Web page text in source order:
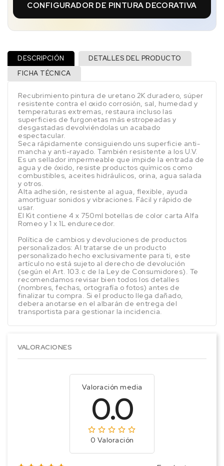
CONFIGURADOR DE PINTURA DECORATIVA
DESCRIPCIÓN
DETALLES DEL PRODUCTO
FICHA TÉCNICA
Recubrimiento pintura de uretano 2K duradero, súper
resistente contra el oxido corrosión, sal, humedad y
temperaturas extremas, restaura incluso las
superficies de furgonetas más estropeadas y
desgastadas devolviéndolas un acabado
espectacular.
Seca rápidamente consiguiendo uns superficie anti-
mancha y anti-rayado. También resistente a los U.V.
Es un sellador impermeable que impide la entrada de
agua y de óxido, resiste productos químicos como
combustibles, aceites hidráulicos, orina, agua salada
y otros.
Alta adhesión, resistente al agua, flexible, ayuda
amortiguar sonidos y vibraciones. Fácil y rápido de
usar.
El Kit contiene 4 x 750ml botellas de color carta Alfa
Romeo y 1 x 1L endurecedor.
Política de cambios y devoluciones de productos
personalizados: Al tratarse de un producto
personalizado hecho exclusivamente para ti, este
artículo no está sujeto al derecho de devolución
(según el Art. 103.c de la Ley de Consumidores). Te
recomendamos revisar bien todos los detalles
(nombres, fechas, ortografía o fotos) antes de
finalizar tu compra. Si el producto llega dañado,
debera anotarse en el albarán de entrega del
transportista para gestionar la incidencia.
VALORACIONES
Valoración media
0.0
0 Valoración